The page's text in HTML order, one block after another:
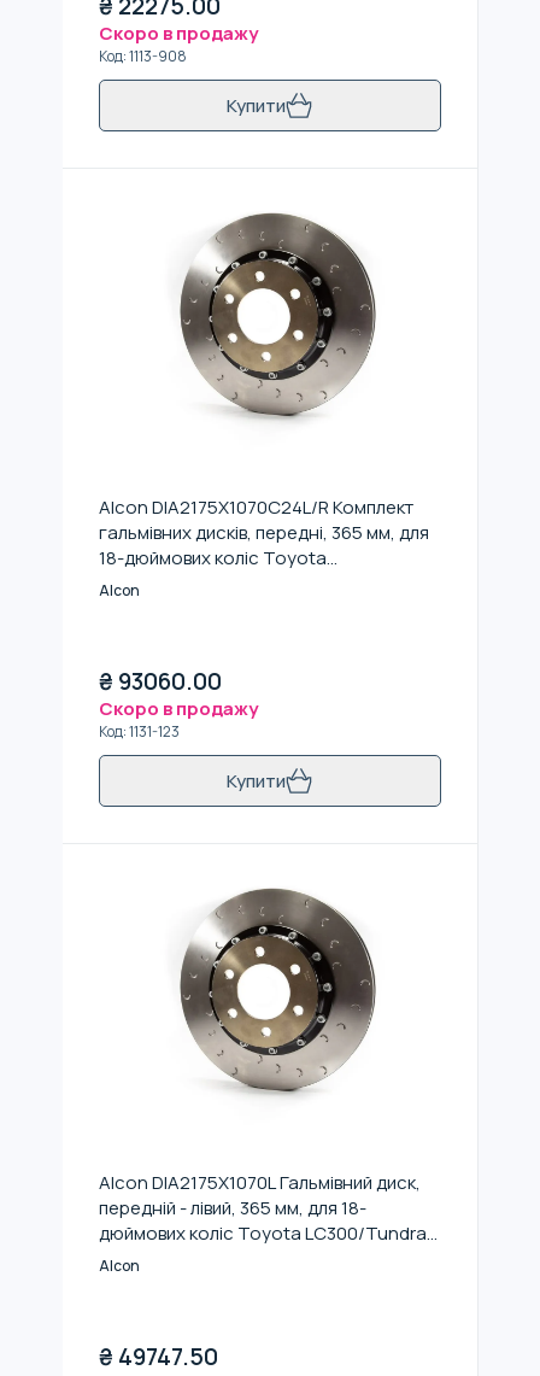
Скоро в продажу
Код:1113-908
Купити
Alcon DIA2175X1070C24L/R Комплект
гальмівних дисків, передні, 365 мм, для
18-дюймових коліс Toyota
LC300/Tundra (2022+)
Alcon
₴ 93060.00
Скоро в продажу
Код:1131-123
Купити
Alcon DIA2175X1070L Гальмівний диск,
передній - лівий, 365 мм, для 18-
дюймових коліс Toyota LC300/Tundra
(2022+)
Alcon
₴ 49747.50